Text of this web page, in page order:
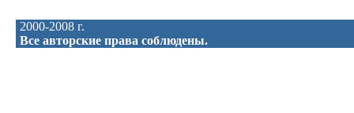
2000-2008 г.
Все авторские права соблюдены.